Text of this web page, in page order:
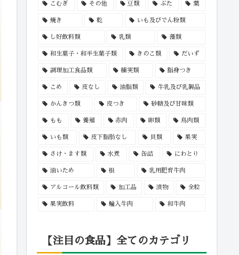
こむぎ その他 豆類 ぶた 葉
焼き 乾 いも及びでん粉類
し好飲料類 乳類 藻類
和生菓子・和半生菓子類 きのこ類 だいず
調理加工食品類 種実類 脂身つき
こめ 皮なし 油脂類 牛乳及び乳製品
かんきつ類 皮つき 砂糖及び甘味類
もも 養殖 赤肉 卵類 鳥肉類
いも類 皮下脂肪なし 貝類 果実
さけ・ます類 水煮 缶詰 にわとり
油いため 根 乳用肥育牛肉
アルコール飲料類 加工品 漬物 全粒
果実飲料 輸入牛肉 和牛肉
【注目の食品】全てのカテゴリ